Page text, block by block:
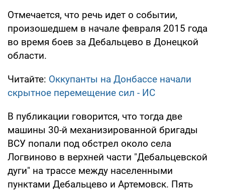
Отмечается, что речь идет о событии,
произошедшем в начале февраля 2015 года
во время боев за Дебальцево в Донецкой
области.
Читайте: Оккупанты на Донбассе начали
скрытное перемещение сил - ИС
В публикации говорится, что тогда две
машины 30-й механизированной бригады
ВСУ попали под обстрел около села
Логвиново в верхней части "Дебальцевской
дуги" на трассе между населенными
пунктами Дебальцево и Артемовск. Пять